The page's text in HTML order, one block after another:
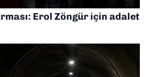
Erol Zöngür için adalet